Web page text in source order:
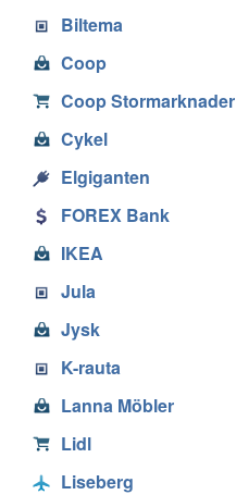
Biltema
Coop
Coop Stormarknader
Cykel
Elgiganten
FOREX Bank
IKEA
Jula
Jysk
K-rauta
Lanna Möbler
Lidl
Liseberg